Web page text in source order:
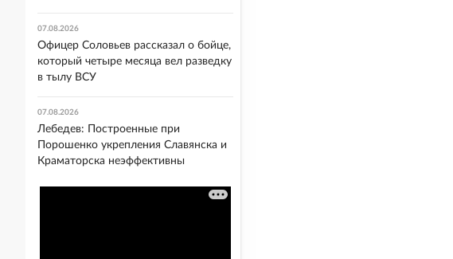
07.08.2026
Офицер Соловьев рассказал о бойце,
который четыре месяца вел разведку
в тылу ВСУ
07.08.2026
Лебедев: Построенные при
Порошенко укрепления Славянска и
Краматорска неэффективны